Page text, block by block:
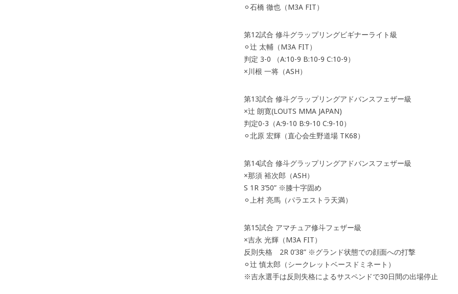
⚪︎石橋 徹也（M3A FIT）
第12試合 修斗グラップリングビギナーライト級
⚪︎辻 太輔（M3A FIT）
判定 3-0 （A:10-9 B:10-9 C:10-9）
×川根 一将（ASH）
第13試合 修斗グラップリングアドバンスフェザー級
×辻 朗寛(LOUTS MMA JAPAN)
判定0-3（A:9-10 B:9-10 C:9-10）
⚪︎北原 宏輝（直心会生野道場 TK68）
第14試合 修斗グラップリングアドバンスフェザー級
×那須 裕次郎（ASH）
S 1R 3’50” ※膝十字固め
⚪︎上村 亮馬（パラエストラ天満）
第15試合 アマチュア修斗フェザー級
×吉永 光輝（M3A FIT）
反則失格 2R 0’38” ※グランド状態での顔面への打撃
⚪︎辻 慎太郎（シークレットベースドミネート）
※吉永選手は反則失格によるサスペンドで30日間の出場停止